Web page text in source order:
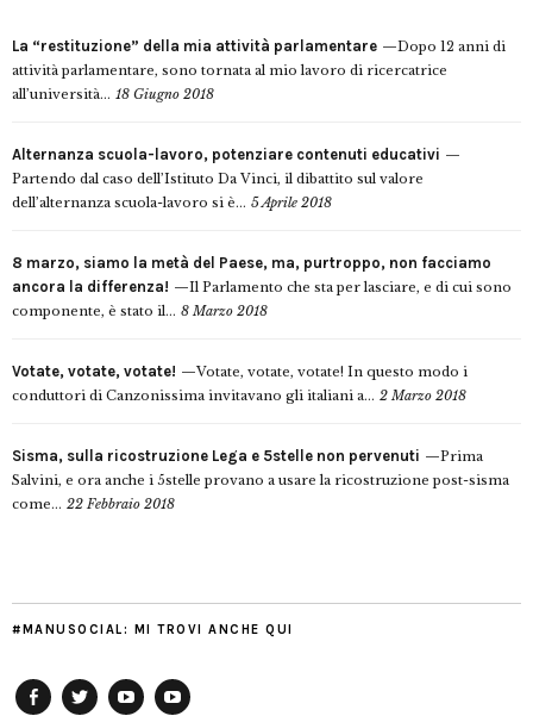
La “restituzione” della mia attività parlamentare
Dopo 12 anni di
attività parlamentare, sono tornata al mio lavoro di ricercatrice
all’università... 18 Giugno 2018
Alternanza scuola-lavoro, potenziare contenuti educativi
Partendo dal caso dell’Istituto Da Vinci, il dibattito sul valore
dell’alternanza scuola-lavoro si è... 5 Aprile 2018
8 marzo, siamo la metà del Paese, ma, purtroppo, non facciamo
ancora la differenza!
Il Parlamento che sta per lasciare, e di cui sono
componente, è stato il... 8 Marzo 2018
Votate, votate, votate!
Votate, votate, votate! In questo modo i
conduttori di Canzonissima invitavano gli italiani a... 2 Marzo 2018
Sisma, sulla ricostruzione Lega e 5stelle non pervenuti
Prima
Salvini, e ora anche i 5stelle provano a usare la ricostruzione post-sisma
come... 22 Febbraio 2018
#MANUSOCIAL: MI TROVI ANCHE QUI